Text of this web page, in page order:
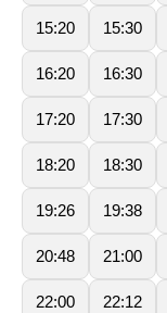
15:20 15:30
16:20 16:30
17:20 17:30
18:20 18:30
19:26 19:38
20:48 21:00
22:00 22:12